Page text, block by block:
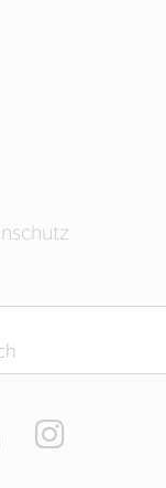
LinkedIn